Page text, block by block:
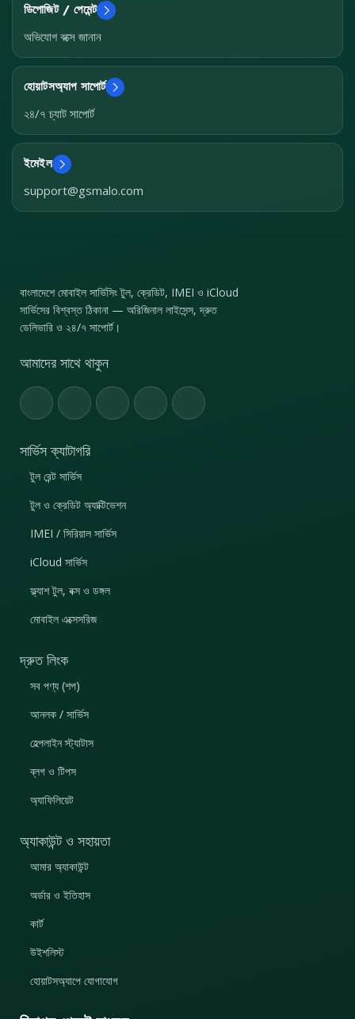
ডিপোজিট / পেমেন্ট
অভিযোগ বক্সে জানান
হোয়াটসঅ্যাপ সাপোর্ট
২৪/৭ চ্যাট সাপোর্ট
ইমেইল
support@gsmalo.com
বাংলাদেশে মোবাইল সার্ভিসিং টুল, ক্রেডিট, IMEI ও iCloud
সার্ভিসের বিশ্বস্ত ঠিকানা — অরিজিনাল লাইসেন্স, দ্রুত
ডেলিভারি ও ২৪/৭ সাপোর্ট।
আমাদের সাথে থাকুন
সার্ভিস ক্যাটাগরি
টুল রেন্ট সার্ভিস
টুল ও ক্রেডিট অ্যাক্টিভেশন
IMEI / সিরিয়াল সার্ভিস
iCloud সার্ভিস
ফ্ল্যাশ টুল, বক্স ও ডঙ্গল
মোবাইল এক্সেসরিজ
দ্রুত লিংক
সব পণ্য (শপ)
আনলক / সার্ভিস
হেল্পলাইন স্ট্যাটাস
ব্লগ ও টিপস
অ্যাফিলিয়েট
অ্যাকাউন্ট ও সহায়তা
আমার অ্যাকাউন্ট
অর্ডার ও ইতিহাস
কার্ট
উইশলিস্ট
হোয়াটসঅ্যাপে যোগাযোগ